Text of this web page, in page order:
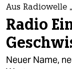
themen
politik
öko
Aus Radiowelle
Radio
Neuer Name,